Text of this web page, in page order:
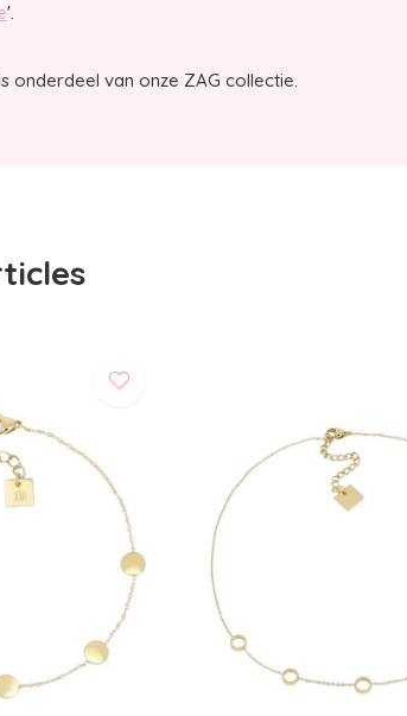
'.
onderdeel van onze ZAG collectie.